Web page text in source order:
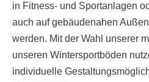
in Fitness- und Sportanlagen
auch auf gebäudenahen
werden. Mit der Wahl unserer
unseren Wintersportböden
individuelle